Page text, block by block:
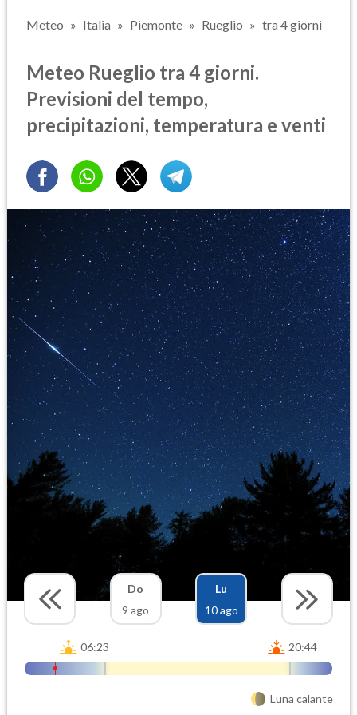
Meteo Italia Piemonte Rueglio tra 4 giorni
Meteo Rueglio tra 4 giorni.
Previsioni del tempo,
precipitazioni, temperatura e venti
Do
9 ago
Lu
10 ago
06:23 20:44
Luna calante